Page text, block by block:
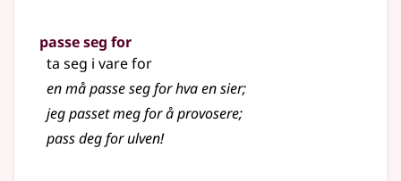
passe seg for
ta seg i vare for
en må passe seg for hva en sier;
jeg passet meg for å provosere;
pass deg for ulven!